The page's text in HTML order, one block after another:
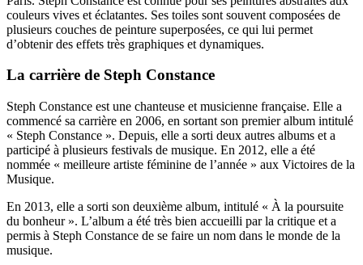
couleurs vives et éclatantes. Ses toiles sont souvent composées de
plusieurs couches de peinture superposées, ce qui lui permet
d’obtenir des effets très graphiques et dynamiques.
La carrière de Steph Constance
Steph Constance est une chanteuse et musicienne française. Elle a
commencé sa carrière en 2006, en sortant son premier album intitulé
« Steph Constance ». Depuis, elle a sorti deux autres albums et a
participé à plusieurs festivals de musique. En 2012, elle a été
nommée « meilleure artiste féminine de l’année » aux Victoires de la
Musique.
En 2013, elle a sorti son deuxième album, intitulé « À la poursuite
du bonheur ». L’album a été très bien accueilli par la critique et a
permis à Steph Constance de se faire un nom dans le monde de la
musique.